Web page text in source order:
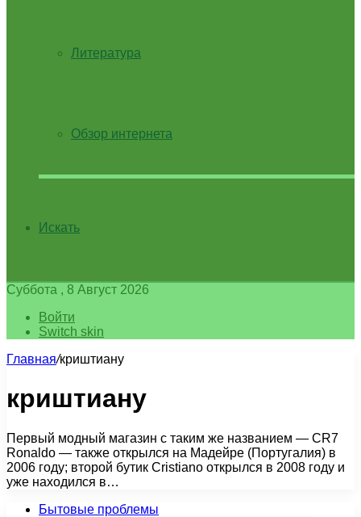
Литература
Обзор интернета
Искать
Суббота , 8 Август 2026
Войти
Switch skin
Главная/криштиану
криштиану
Первый модный магазин с таким же названием — CR7
Ronaldo — также открылся на Мадейре (Португалия) в
2006 году; второй бутик Cristiano открылся в 2008 году и
уже находился в…
Бытовые проблемы